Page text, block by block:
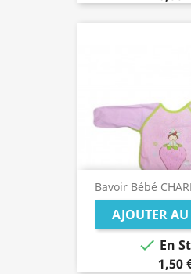
Bavoir Bébé
AJOUTER
 En
1,50